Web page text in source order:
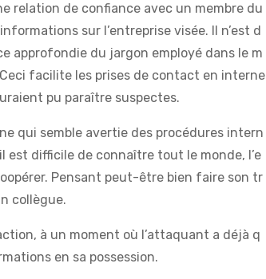
relation de confiance avec un membre du
sur l’entreprise visée. Il n’est d
approfondie du jargon employé dans le m
facilite les prises de contact en interne
pu paraître suspectes.
qui semble avertie des procédures intern
difficile de connaître tout le monde, l’e
Pensant peut-être bien faire son tr
collègue.
à un moment où l’attaquant a déjà q
en sa possession.